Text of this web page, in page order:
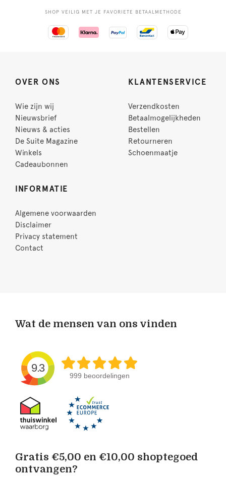
SHOP VEILIG MET JE FAVORIETE BETAALMETHODE
OVER ONS
Wie zijn wij
Nieuwsbrief
Nieuws & acties
De Suite Magazine
Winkels
Cadeaubonnen
KLANTENSERVICE
Verzendkosten
Betaalmogelijkheden
Bestellen
Retourneren
Schoenmaatje
INFORMATIE
Algemene voorwaarden
Disclaimer
Privacy statement
Contact
Wat de mensen van ons vinden
9.3
999 beoordelingen
Gratis €5,00 en €10,00 shoptegoed
ontvangen?